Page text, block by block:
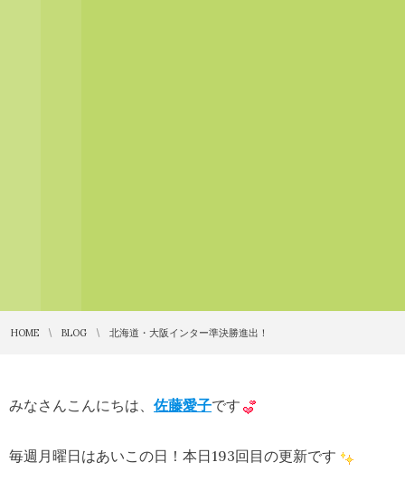
HOME BLOG 北海道・大阪インター準決勝進出！
みなさんこんにちは、 佐藤愛子です
毎週月曜日はあいこの日！本日193回目の更新です